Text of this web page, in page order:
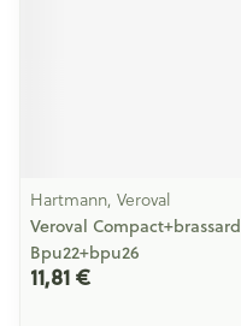
Hartmann, Veroval
Veroval Compact+brassard
Bpu22+bpu26
11,81 €